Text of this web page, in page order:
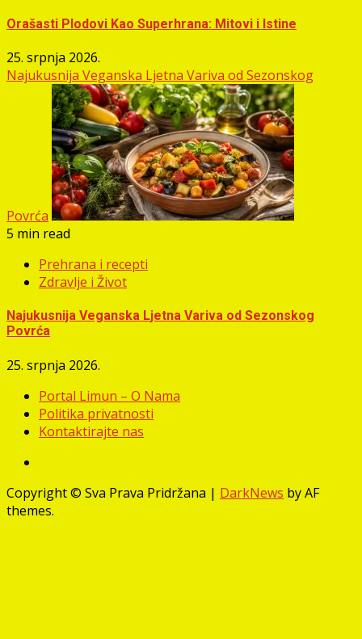
Orašasti Plodovi Kao Superhrana: Mitovi i Istine
25. srpnja 2026.
Najukusnija Veganska Ljetna Variva od Sezonskog
Povrća
5 min read
Prehrana i recepti
Zdravlje i Život
Najukusnija Veganska Ljetna Variva od Sezonskog
Povrća
25. srpnja 2026.
Portal Limun – O Nama
Politika privatnosti
Kontaktirajte nas
Copyright © Sva Prava Pridržana | DarkNews by AF
themes.